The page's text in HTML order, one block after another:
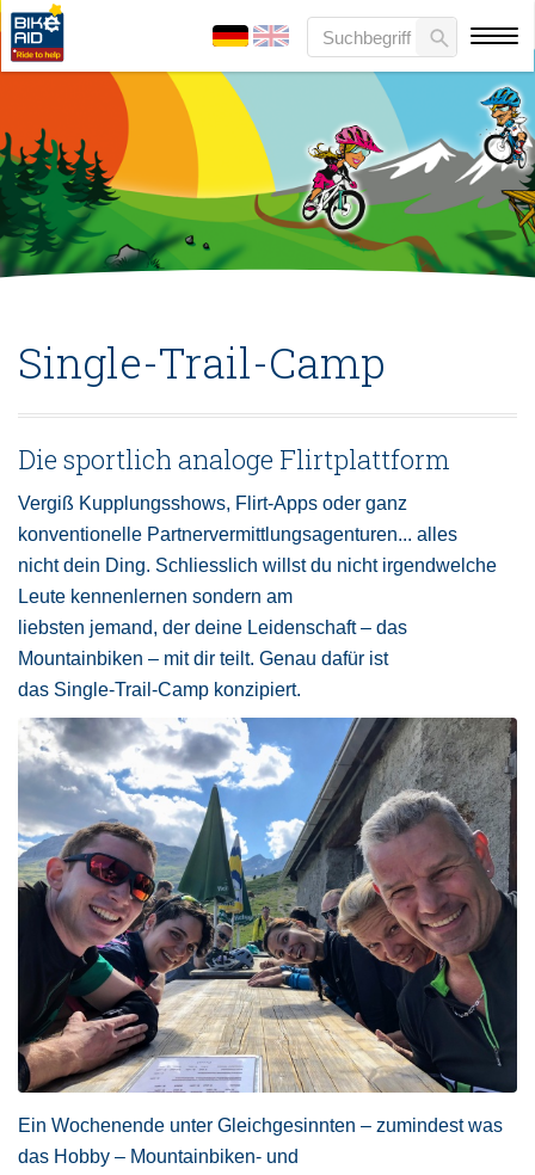
Single-Trail-Camp
Die sportlich analoge Flirtplattform
Vergiß Kupplungsshows, Flirt-Apps oder ganz
konventionelle Partnervermittlungsagenturen... alles
nicht dein Ding. Schliesslich willst du nicht irgendwelche
Leute kennenlernen sondern am
liebsten jemand, der deine Leidenschaft – das
Mountainbiken – mit dir teilt. Genau dafür ist
das Single-Trail-Camp konzipiert.
Ein Wochenende unter Gleichgesinnten – zumindest was
das Hobby – Mountainbiken- und